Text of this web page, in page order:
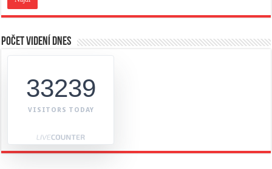
Počet videní dnes
33239
VISITORS TODAY